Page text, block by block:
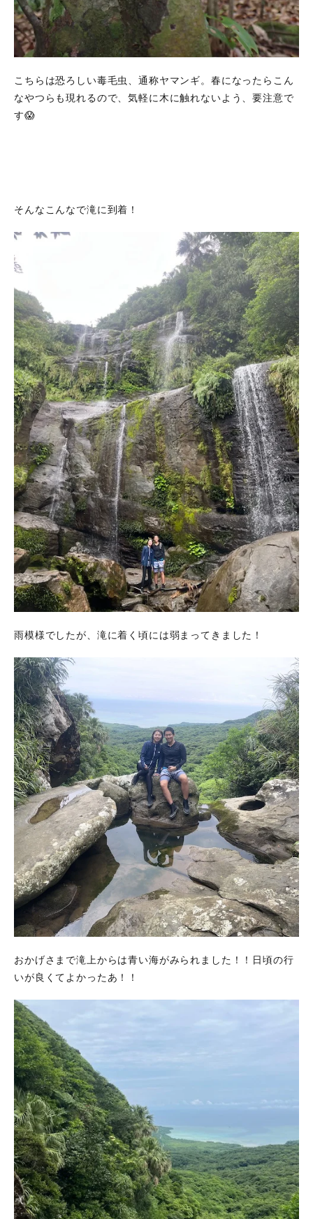
こちらは恐ろしい毒毛虫、通称ヤマンギ。春になったらこん
なやつらも現れるので、気軽に木に触れないよう、要注意で
す😱
そんなこんなで滝に到着！
雨模様でしたが、滝に着く頃には弱まってきました！
おかげさまで滝上からは青い海がみられました！！日頃の行
いが良くてよかったあ！！